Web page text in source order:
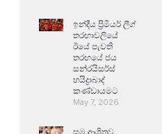
ඉන්දීය ප්‍රිමියර් ලීග්
තරඟාවලියේ
ඊයේ පැවති
තරඟයේ ජය
සන්රයිසර්ස්
හයිද්‍රාබාද්
කණ්ඩායමට
May 7, 2026
සම ආශ්‍රිතව